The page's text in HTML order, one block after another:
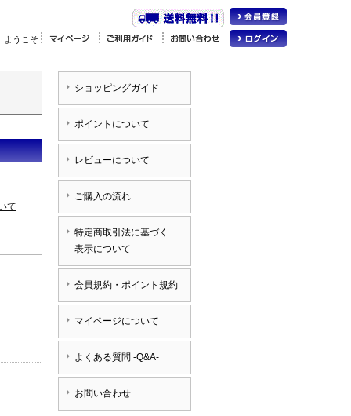
ようこそ
て
ショッピングガイド
ポイントについて
レビューについて
ご購入の流れ
特定商取引法に基づく
表示について
会員規約・ポイント規約
マイページについて
よくある質問 -Q&A-
お問い合わせ